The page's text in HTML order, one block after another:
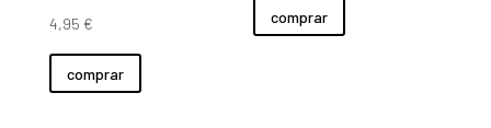
4,95 €
comprar
comprar